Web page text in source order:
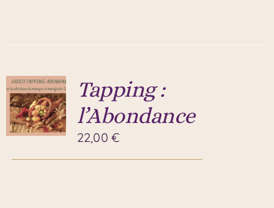
Tapping :
l’Abondance
22,00€